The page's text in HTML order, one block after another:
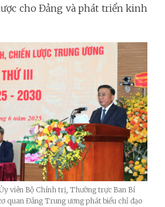
cho Đảng và phát triển kinh
viên Bộ Chính trị, Thường trực Ban Bí
quan Đảng Trung ương phát biểu chỉ đạo